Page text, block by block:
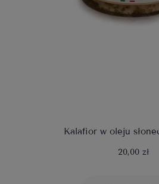
Kalafior w oleju
20,00 zł